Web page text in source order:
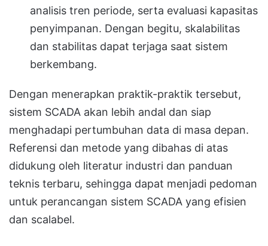
analisis tren periode, serta evaluasi kapasitas
penyimpanan. Dengan begitu, skalabilitas
dan stabilitas dapat terjaga saat sistem
berkembang.
Dengan menerapkan praktik-praktik tersebut,
sistem SCADA akan lebih andal dan siap
menghadapi pertumbuhan data di masa depan.
Referensi dan metode yang dibahas di atas
didukung oleh literatur industri dan panduan
teknis terbaru, sehingga dapat menjadi pedoman
untuk perancangan sistem SCADA yang efisien
dan scalabel.